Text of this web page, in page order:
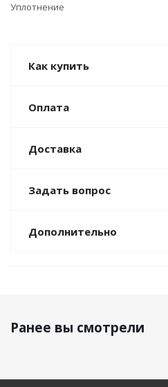
Уплотнение
Как купить
Оплата
Доставка
Задать вопрос
Дополнительно
Ранее вы смотрели